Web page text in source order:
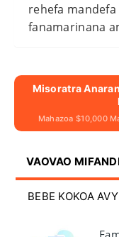
rehefa
fanamarinana
Misoratra
Mahazoa $10,000
VAOVAO
BEBE KOKOA